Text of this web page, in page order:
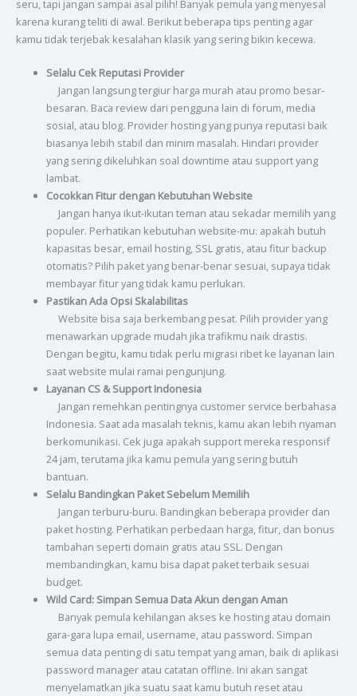
seru, tapi jangan sampai asal pilih! Banyak pemula yang menyesal
karena kurang teliti di awal. Berikut beberapa tips penting agar
kamu tidak terjebak kesalahan klasik yang sering bikin kecewa.
Selalu Cek Reputasi Provider
Jangan langsung tergiur harga murah atau promo besar-
besaran. Baca review dari pengguna lain di forum, media
sosial, atau blog. Provider hosting yang punya reputasi baik
biasanya lebih stabil dan minim masalah. Hindari provider
yang sering dikeluhkan soal downtime atau support yang
lambat.
Cocokkan Fitur dengan Kebutuhan Website
Jangan hanya ikut-ikutan teman atau sekadar memilih yang
populer. Perhatikan kebutuhan website-mu: apakah butuh
kapasitas besar, email hosting, SSL gratis, atau fitur backup
otomatis? Pilih paket yang benar-benar sesuai, supaya tidak
membayar fitur yang tidak kamu perlukan.
Pastikan Ada Opsi Skalabilitas
Website bisa saja berkembang pesat. Pilih provider yang
menawarkan upgrade mudah jika trafikmu naik drastis.
Dengan begitu, kamu tidak perlu migrasi ribet ke layanan lain
saat website mulai ramai pengunjung.
Layanan CS & Support Indonesia
Jangan remehkan pentingnya customer service berbahasa
Indonesia. Saat ada masalah teknis, kamu akan lebih nyaman
berkomunikasi. Cek juga apakah support mereka responsif
24 jam, terutama jika kamu pemula yang sering butuh
bantuan.
Selalu Bandingkan Paket Sebelum Memilih
Jangan terburu-buru. Bandingkan beberapa provider dan
paket hosting. Perhatikan perbedaan harga, fitur, dan bonus
tambahan seperti domain gratis atau SSL. Dengan
membandingkan, kamu bisa dapat paket terbaik sesuai
budget.
Wild Card: Simpan Semua Data Akun dengan Aman
Banyak pemula kehilangan akses ke hosting atau domain
gara-gara lupa email, username, atau password. Simpan
semua data penting di satu tempat yang aman, baik di aplikasi
password manager atau catatan offline. Ini akan sangat
menyelamatkan jika suatu saat kamu butuh reset atau